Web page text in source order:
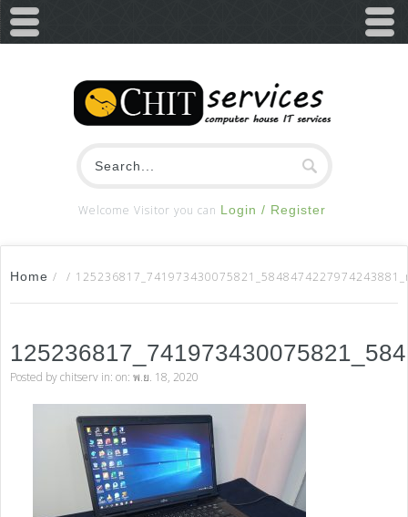
Welcome Visitor you can Login / Register
Home / /
Posted bychitserv in: on: พ.ย. 18, 2020